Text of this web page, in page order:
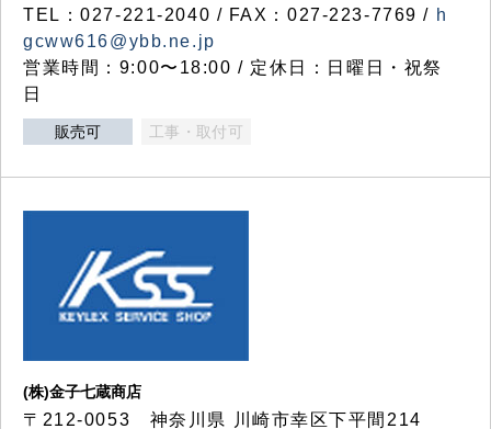
TEL：027-221-2040 / FAX：027-223-7769 / h
gcww616@ybb.ne.jp
営業時間：9:00〜18:00 / 定休日：日曜日・祝祭
日
販売可 工事・取付可
(株)金子七蔵商店
〒212-0053 神奈川県 川崎市幸区下平間214